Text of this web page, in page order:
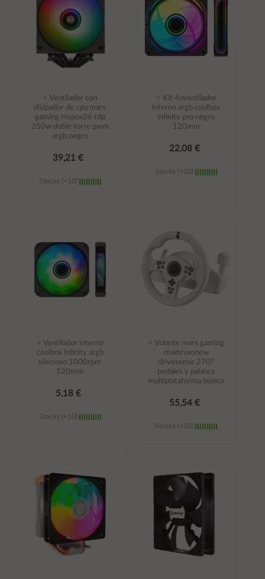
÷ Ventilador con
disipador de cpu mars
gaming mcpux26 tdp
350w doble torre pwm
argb negro
39,21 €
Stocks (+10)
÷ Kit 4xventilador
interno argb coolbox
infinity pro negro
120mm
22,08 €
Stocks (+10)
carrito
÷ Ventilador interno
coolbox infinity argb
silecioso 1000rpm
120mm
5,18 €
Stocks (+10)
carrito
÷ Volante mars gaming
mwhrsxonew
drivesense 270?
pedales y palanca
multiplataforma blanco
55,54 €
Stocks (+10)
carrito